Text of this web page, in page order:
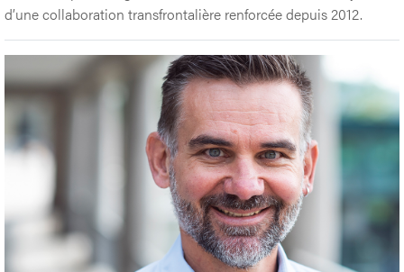
d’une collaboration transfrontalière renforcée depuis 2012.